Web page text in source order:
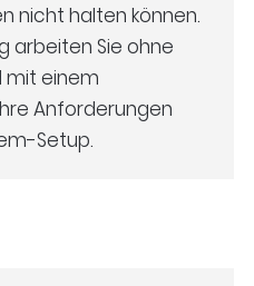
nicht halten können.
arbeiten Sie ohne
mit einem
Anforderungen
Setup.